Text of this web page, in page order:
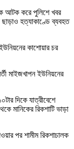
আটক করে পুলিশে খবর
হত্যাকাণ্ডে ব্যবহত
কাশোয়ার চর
মাইজখাপন ইউনিয়নের
দিকে যাত্রীবেশে
মানিকের রিকশাটি ভাড়া
পর শামীম রিকশাচালক